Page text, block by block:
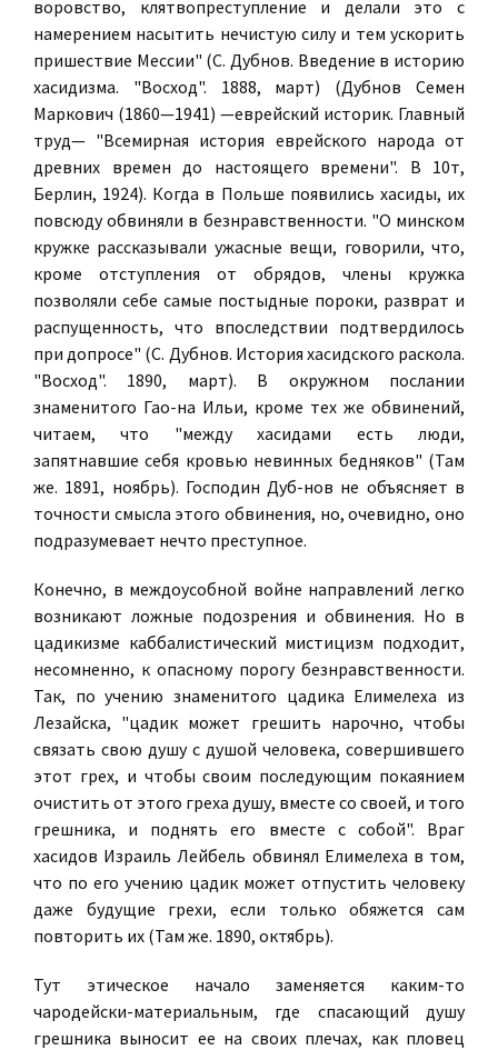
воровство, клятвопреступление и делали это с
намерением насытить нечистую силу и тем ускорить
пришествие Мессии" (С. Дубнов. Введение в историю
хасидизма. "Восход". 1888, март) (Дубнов Семен
Маркович (1860—1941) —еврейский историк. Главный
труд— "Всемирная история еврейского народа от
древних времен до настоящего времени". В 10т,
Берлин, 1924). Когда в Польше появились хасиды, их
повсюду обвиняли в безнравственности. "О минском
кружке рассказывали ужасные вещи, говорили, что,
кроме отступления от обрядов, члены кружка
позволяли себе самые постыдные пороки, разврат и
распущенность, что впоследствии подтвердилось
при допросе" (С. Дубнов. История хасидского раскола.
"Восход". 1890, март). В окружном послании
знаменитого Гао-на Ильи, кроме тех же обвинений,
читаем, что "между хасидами есть люди,
запятнавшие себя кровью невинных бедняков" (Там
же. 1891, ноябрь). Господин Дуб-нов не объясняет в
точности смысла этого обвинения, но, очевидно, оно
подразумевает нечто преступное.
Конечно, в междоусобной войне направлений легко
возникают ложные подозрения и обвинения. Но в
цадикизме каббалистический мистицизм подходит,
несомненно, к опасному порогу безнравственности.
Так, по учению знаменитого цадика Елимелеха из
Лезайска, "цадик может грешить нарочно, чтобы
связать свою душу с душой человека, совершившего
этот грех, и чтобы своим последующим покаянием
очистить от этого греха душу, вместе со своей, и того
грешника, и поднять его вместе с собой". Враг
хасидов Израиль Лейбель обвинял Елимелеха в том,
что по его учению цадик может отпустить человеку
даже будущие грехи, если только обяжется сам
повторить их (Там же. 1890, октябрь).
Тут этическое начало заменяется каким-то
чародейски-материальным, где спасающий душу
грешника выносит ее на своих плечах, как пловец